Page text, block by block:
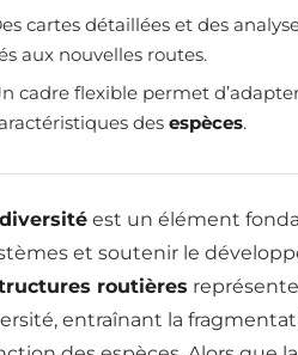
cartes détaillées et des
aux nouvelles routes.
cadre flexible permet
des espèces.
est un élément
et soutenir le
routières
entraînant la